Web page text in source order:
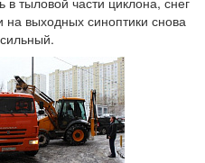
на выходных синоптики снова